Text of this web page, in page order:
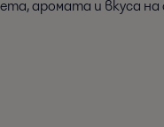
аромата и вкуса на